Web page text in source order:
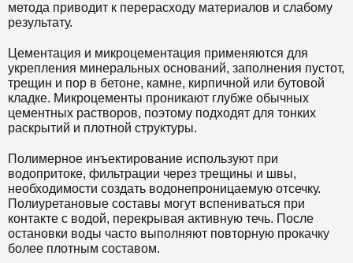
метода приводит к перерасходу материалов и слабому
результату.
Цементация и микроцементация применяются для
укрепления минеральных оснований, заполнения пустот,
трещин и пор в бетоне, камне, кирпичной или бутовой
кладке. Микроцементы проникают глубже обычных
цементных растворов, поэтому подходят для тонких
раскрытий и плотной структуры.
Полимерное инъектирование используют при
водопритоке, фильтрации через трещины и швы,
необходимости создать водонепроницаемую отсечку.
Полиуретановые составы могут вспениваться при
контакте с водой, перекрывая активную течь. После
остановки воды часто выполняют повторную прокачку
более плотным составом.